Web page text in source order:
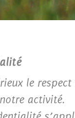
le
activité.